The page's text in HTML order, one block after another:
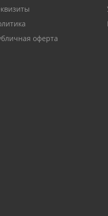
оферта